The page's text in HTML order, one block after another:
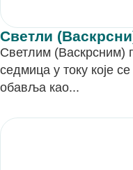
Светли
Светлим
седмица у току које
обавља као...